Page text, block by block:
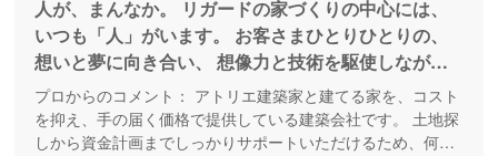
人が、まんなか。 リガードの家づくりの中心には、
いつも「人」がいます。 お客さまひとりひとりの、
想いと夢に向き合い、 想像力と技術を駆使しなが
ら、理想のカタチを創造していく。 リガードがご提
供したいのは、“家”の先にある“より豊かな未来”で
す。 人に寄り添い、人の想いに応えたい。 リガード
プロからのコメント： アトリエ建築家と建てる家を、コスト
を抑え、手の届く価格で提供している建築会社です。 土地探
しから資金計画までしっかりサポートいただけるため、何か